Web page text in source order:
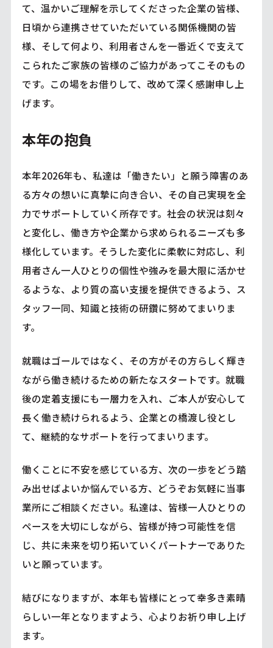
て、温かいご理解を示してくださった企業の皆様、
日頃から連携させていただいている関係機関の皆
様、そして何より、利用者さんを一番近くで支えて
こられたご家族の皆様のご協力があってこそのもの
です。この場をお借りして、改めて深く感謝申し上
げます。
本年の抱負
本年2026年も、私達は「働きたい」と願う障害のあ
る方々の想いに真摯に向き合い、その自己実現を全
力でサポートしていく所存です。社会の状況は刻々
と変化し、働き方や企業から求められるニーズも多
様化しています。そうした変化に柔軟に対応し、利
用者さん一人ひとりの個性や強みを最大限に活かせ
るような、より質の高い支援を提供できるよう、ス
タッフ一同、知識と技術の研鑽に努めてまいりま
す。
就職はゴールではなく、その方がその方らしく輝き
ながら働き続けるための新たなスタートです。就職
後の定着支援にも一層力を入れ、ご本人が安心して
長く働き続けられるよう、企業との橋渡し役とし
て、継続的なサポートを行ってまいります。
働くことに不安を感じている方、次の一歩をどう踏
み出せばよいか悩んでいる方、どうぞお気軽に当事
業所にご相談ください。私達は、皆様一人ひとりの
ペースを大切にしながら、皆様が持つ可能性を信
じ、共に未来を切り拓いていくパートナーでありた
いと願っています。
結びになりますが、本年も皆様にとって幸多き素晴
らしい一年となりますよう、心よりお祈り申し上げ
ます。